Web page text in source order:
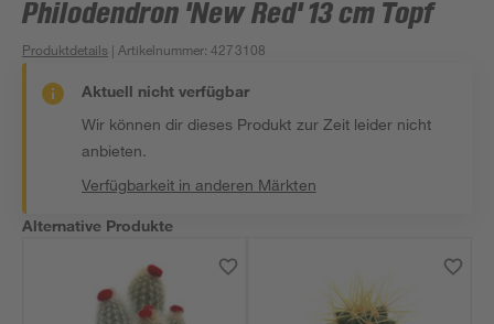
Philodendron 'New Red' 13 cm Topf
Produktdetails | Artikelnummer:4273108
Aktuell nicht verfügbar
Wir können dir dieses Produkt zur Zeit leider nicht
anbieten.
Verfügbarkeit in anderen Märkten
Alternative Produkte